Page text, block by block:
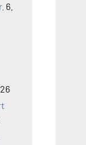
6.